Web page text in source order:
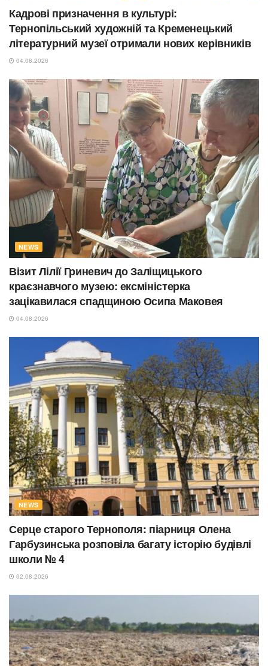
Кадрові призначення в культурі:
Тернопільський художній та Кременецький
літературний музеї отримали нових керівників
04.08.2026
NEWS
Візит Лілії Гриневич до Заліщицького
краєзнавчого музею: ексміністерка
зацікавилася спадщиною Осипа Маковея
04.08.2026
NEWS
Серце старого Тернополя: піарниця Олена
Гарбузинська розповіла багату історію будівлі
школи № 4
02.08.2026